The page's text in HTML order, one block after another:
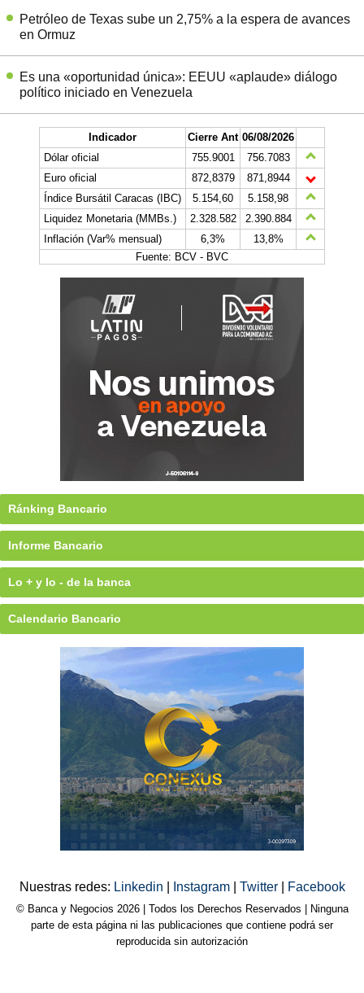
Petróleo de Texas sube un 2,75% a la espera de avances
en Ormuz
Es una «oportunidad única»: EEUU «aplaude» diálogo
político iniciado en Venezuela
Indicador Cierre Ant 06/08/2026
Dólar oficial
755.9001
756.7083
Euro oficial
872,8379
871,8944
Índice Bursátil Caracas (IBC)
5.154,60
5.158,98
Liquidez Monetaria (MMBs.)
2.328.582
2.390.884
Inflación (Var% mensual)
6,3%
13,8%
Fuente: BCV - BVC
Ránking Bancario
Informe Bancario
Lo + y lo - de la banca
Calendario Bancario
Nuestras redes: Linkedin Instagram Twitter Facebook
© Banca y Negocios 2026 | Todos los Derechos Reservados | Ninguna
parte de esta página ni las publicaciones que contiene podrá ser
reproducida sin autorización